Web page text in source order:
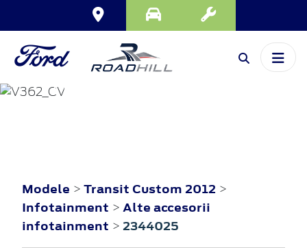
TRANSIT CUSTOM
Modele > Transit Custom 2012 >
Infotainment > Alte accesorii
infotainment > 2344025